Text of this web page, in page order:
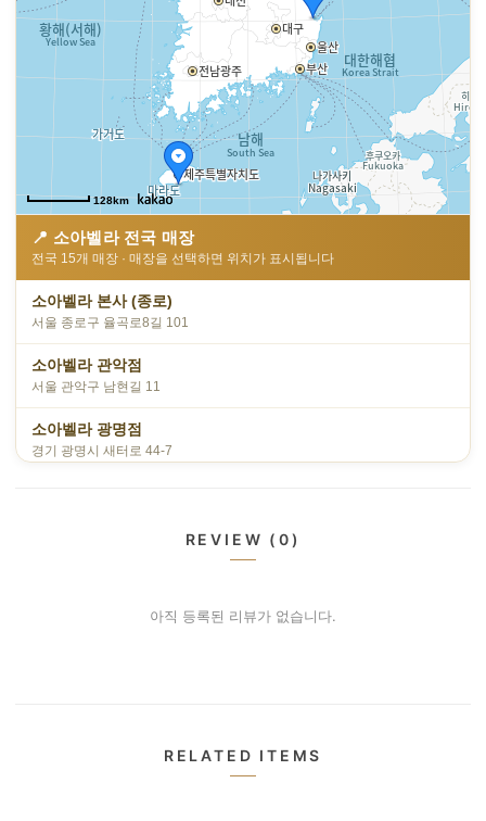
REVIEW (0)
아직 등록된 리뷰가 없습니다.
RELATED ITEMS